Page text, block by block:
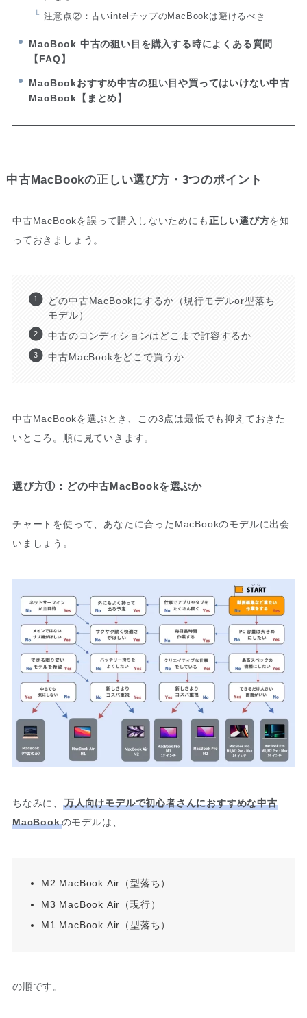
注意点②：古いintelチップのMacBookは避けるべき
MacBook 中古の狙い目を購入する時によくある質問
【FAQ】
MacBookおすすめ中古の狙い目や買ってはいけない中古
MacBook【まとめ】
中古MacBookの正しい選び方・3つのポイント
中古MacBookを誤って購入しないためにも正しい選び方を知
っておきましょう。
どの中古MacBookにするか（現行モデルor型落ち
モデル）
中古のコンディションはどこまで許容するか
中古MacBookをどこで買うか
中古MacBookを選ぶとき、この3点は最低でも抑えておきた
いところ。順に見ていきます。
選び方①：どの中古MacBookを選ぶか
チャートを使って、あなたに合ったMacBookのモデルに出会
いましょう。
ちなみに、
万人向けモデルで初心者さんにおすすめな中古
MacBookのモデルは、
M2 MacBook Air（型落ち）
M3 MacBook Air（現行）
M1 MacBook Air（型落ち）
の順です。